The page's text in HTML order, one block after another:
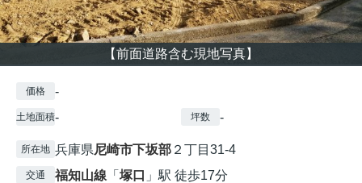
【前面道路含む現地写真】
価格 -
土地面積- 坪数 -
所在地 兵庫県尼崎市下坂部 ２丁目31-4
交通 福知山線 「 塚口 」駅 徒歩17分